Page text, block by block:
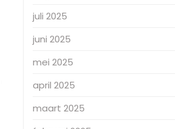
juli 2025
juni 2025
mei 2025
april 2025
maart 2025